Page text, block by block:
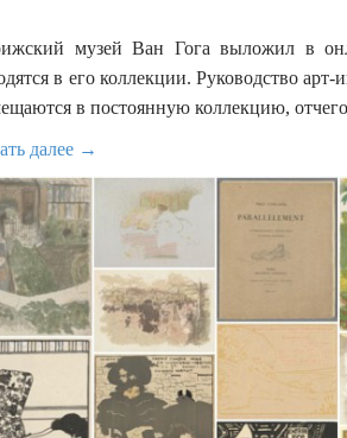
музей Ван Гога выложил в
в его коллекции. Руководство
в постоянную коллекцию,
далее →